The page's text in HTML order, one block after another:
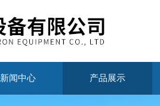
新闻中心 产品展示